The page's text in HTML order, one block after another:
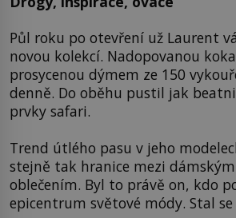
Půl roku po otevření už Laurent
novou kolekcí. Nadopovanou
prosycenou dýmem ze 150
denně. Do oběhu pustil jak
prvky safari.
Trend útlého pasu v jeho
stejně tak hranice mezi
oblečením. Byl to právě on, kdo
epicentrum světové módy. Stal